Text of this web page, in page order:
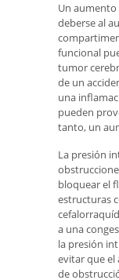
Un
deberse al
funcional
tumor
de un
una
pueden
tanto, un
La presión
bloquear el
estructuras
a una
la presión
evitar que el
de